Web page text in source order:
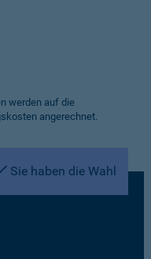
werden auf die
angerechnet.
Sie haben die Wahl